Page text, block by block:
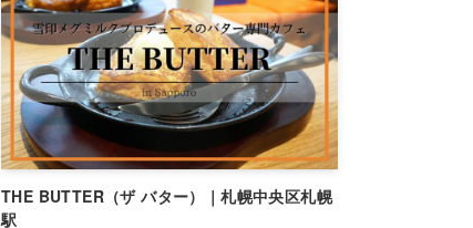
THE BUTTER（ザ バター）｜札幌中央区札幌
駅